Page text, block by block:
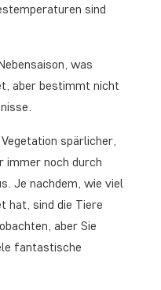
sind
was
aber bestimmt nicht
spärlicher,
immer noch durch
Je nachdem, wie viel
hat, sind die Tiere
aber Sie
fantastische